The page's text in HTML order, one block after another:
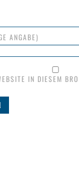
ANGABE)
IN DIESEM